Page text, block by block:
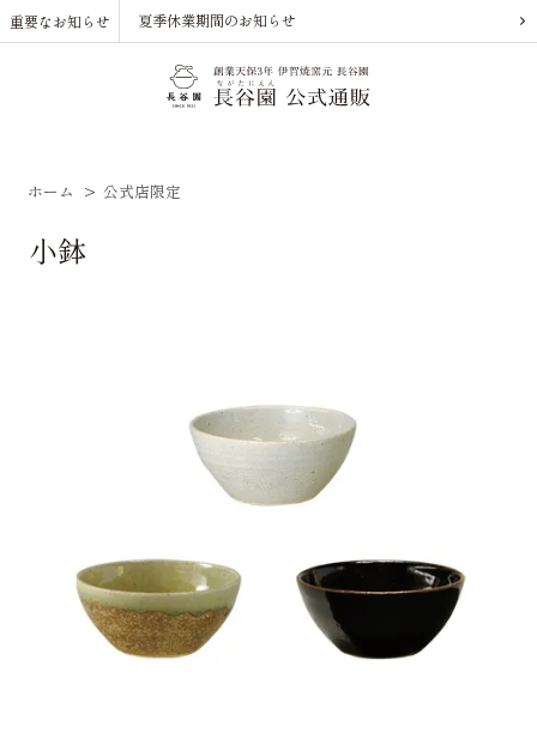
重要なお知らせ 夏季休業期間のお知らせ
ホーム > 公式店限定
小鉢